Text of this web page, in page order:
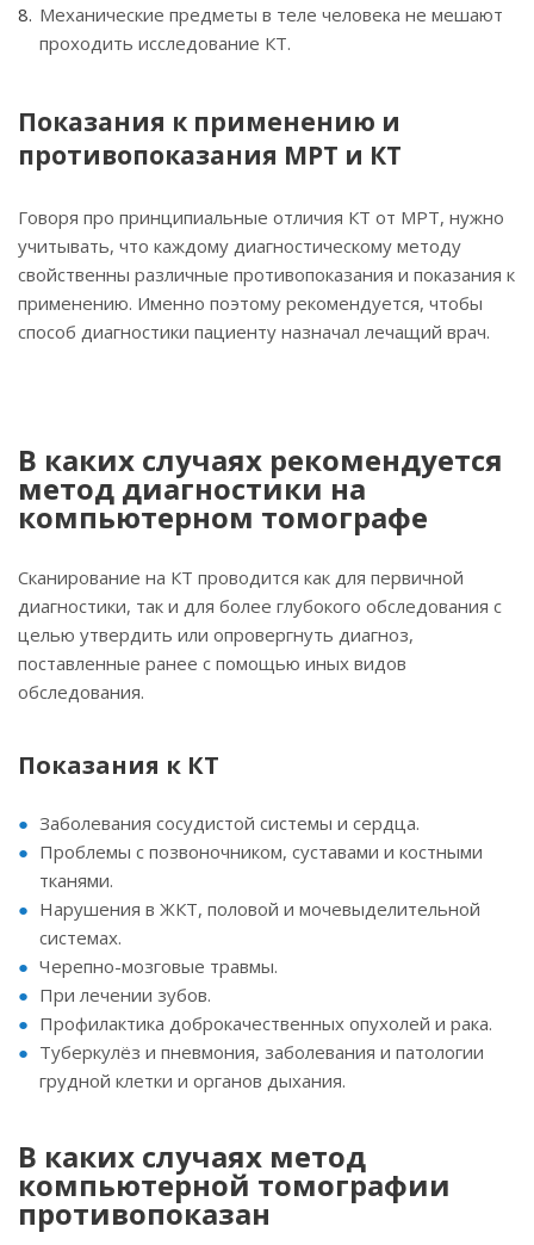
Механические предметы в теле человека не мешают
проходить исследование КТ.
Показания к применению и
противопоказания МРТ и КТ
Говоря про принципиальные отличия КТ от МРТ, нужно
учитывать, что каждому диагностическому методу
свойственны различные противопоказания и показания к
применению. Именно поэтому рекомендуется, чтобы
способ диагностики пациенту назначал лечащий врач.
В каких случаях рекомендуется
метод диагностики на
компьютерном томографе
Сканирование на КТ проводится как для первичной
диагностики, так и для более глубокого обследования с
целью утвердить или опровергнуть диагноз,
поставленные ранее с помощью иных видов
обследования.
Показания к КТ
Заболевания сосудистой системы и сердца.
Проблемы с позвоночником, суставами и костными
тканями.
Нарушения в ЖКТ, половой и мочевыделительной
системах.
Черепно-мозговые травмы.
При лечении зубов.
Профилактика доброкачественных опухолей и рака.
Туберкулёз и пневмония, заболевания и патологии
грудной клетки и органов дыхания.
В каких случаях метод
компьютерной томографии
противопоказан